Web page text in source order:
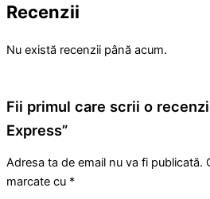
Recenzii
Nu există recenzii până acum.
Fii primul care scrii o
Express”
Adresa ta de email nu va fi publicată.
marcate cu *